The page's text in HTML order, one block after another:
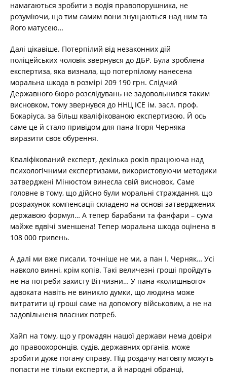
намагаються зробити з водія правопорушника, не
розуміючи, що тим самим вони знущаються над ним та
його матусею…
Далі цікавіше. Потерпілий від незаконних дій
поліцейських чоловік звернувся до ДБР. Була зроблена
експертиза, яка визнала, що потерпілому нанесена
моральна шкода в розмірі 209 190 грн. Слідчий
Державного бюро розслідувань не задовольнився таким
висновком, тому звернувся до ННЦ ІСЕ ім. засл. проф.
Бокаріуса, за більш кваліфікованою експертизою. Й ось
саме це й стало привідом для пана Ігоря Черняка
виразити своє обурення.
Кваліфікований експерт, декілька років працююча над
психологічними експертизами, використовуючи методики
затверджені Мінюстом винесла свій висновок. Саме
головне в тому, що дійсно були моральні страждання, що
розрахунок компенсації складено на основі затверджених
державою формул… А тепер барабани та фанфари – сума
майже вдвічі зменшена! Тепер моральна шкода оцінена в
108 000 гривень.
А далі ми вже писали, точніше не ми, а пан І. Черняк… Усі
навколо винні, крім копів. Такі величезні гроші пройдуть
не на потреби захисту Вітчизни… У пана «колишнього»
адвоката навіть не виникло думки, що людина може
витратити ці гроші саме на допомогу військовим, а не на
задовільненя власних потреб.
Хайп на тому, що у громадян нашої держави нема довіри
до правоохоронців, судів, державних органів, може
зробити дуже погану справу. Під роздачу натовпу можуть
попасти не тільки експерти, а й народні обранці,